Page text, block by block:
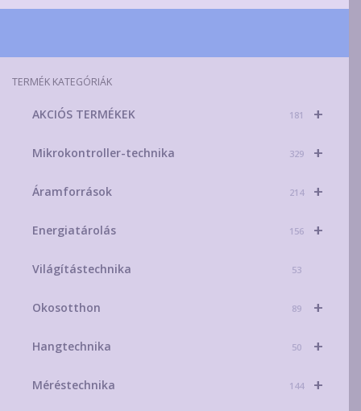
TERMÉK KATEGÓRIÁK
+
AKCIÓS TERMÉKEK 181
+
Mikrokontroller-technika 329
+
Áramforrások 214
+
Energiatárolás 156
Világítástechnika 53
+
Okosotthon 89
+
Hangtechnika 50
+
Méréstechnika 144